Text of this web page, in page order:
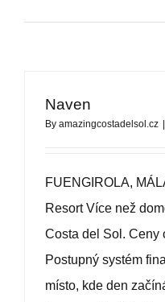
BCAS
KONTAKT
Naven
By amazingcostadelsol.cz
FUENGIROLA,
Resort Více než
Costa del Sol. Ceny
Postupný systém
místo, kde den